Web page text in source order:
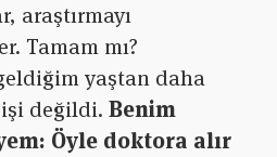
araştırmayı
Tamam mı?
yaştan daha
değildi. Benim
Öyle doktora alır